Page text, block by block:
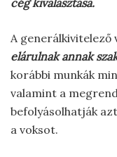
cég kiválasztása.
A generálkivitelező
elárulnak annak
korábbi munkák
valamint a
befolyásolhatják
a voksot.